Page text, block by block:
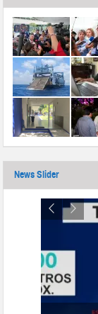
News Slider